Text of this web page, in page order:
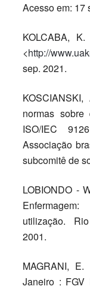
Acesso em: 17
KOLCABA,
<http://
sep. 2021.
normas
ISO/IEC
Associação
subcomitê de
LOBIONDO -
utilização.
2001.
MAGRANI,
Janeiro : FGV